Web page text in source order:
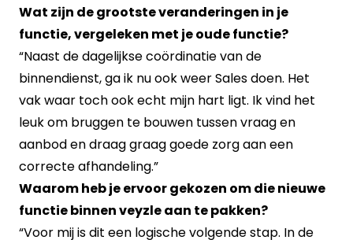
Wat zijn de grootste veranderingen in je
functie, vergeleken met je oude functie?
“Naast de dagelijkse coördinatie van de
binnendienst, ga ik nu ook weer Sales doen. Het
vak waar toch ook echt mijn hart ligt. Ik vind het
leuk om bruggen te bouwen tussen vraag en
aanbod en draag graag goede zorg aan een
correcte afhandeling.”
Waarom heb je ervoor gekozen om die nieuwe
functie binnen veyzle aan te pakken?
“Voor mij is dit een logische volgende stap. In de